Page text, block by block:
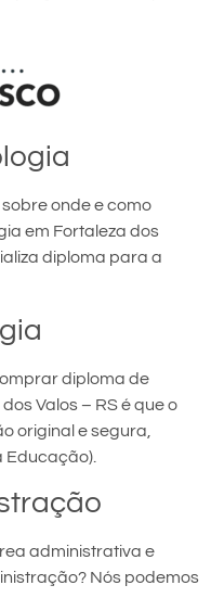
onde e como
em Fortaleza dos
diploma para a
diploma de
Valos – RS é que o
original e segura,
Educação).
administrativa e
Nós podemos